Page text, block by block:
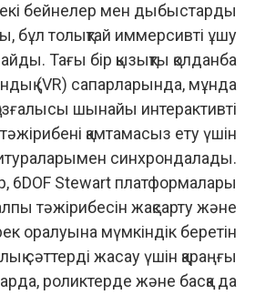
бейнелер мен дыбыстарды
бұл толықтай иммерсивті ұшу
Тағы бір қызықты қолданба
(VR) сапарларында, мұнда
шынайы интерактивті
қамтамасыз ету үшін
синхрондалады.
6DOF Stewart платформалары
тәжірибесін жақсарту және
оралуына мүмкіндік беретін
сәттерді жасау үшін қараңғы
роликтерде және басқа да